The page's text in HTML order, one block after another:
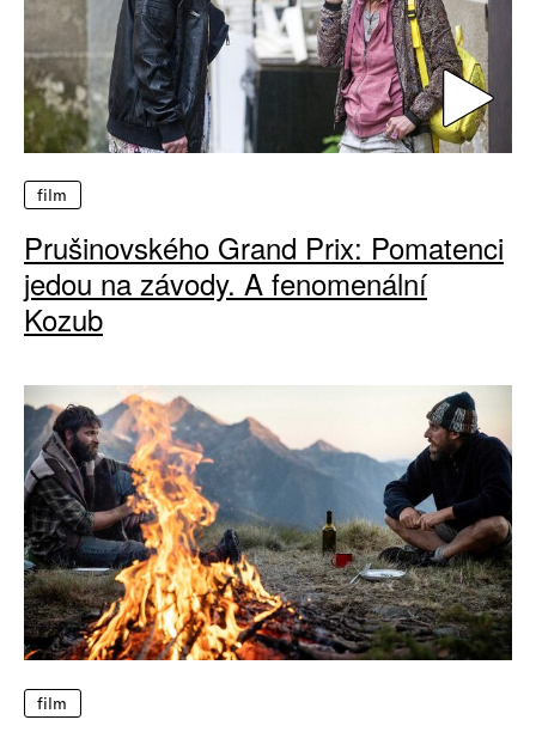
film
Prušinovského Grand Prix: Pomatenci
jedou na závody. A fenomenální
Kozub
film